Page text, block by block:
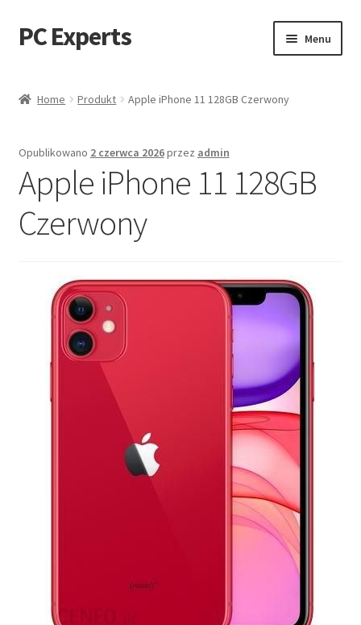
Przejdź
do
Przejdź
do
PC Experts Menu
Home Produkt Apple iPhone 11 128GB Czerwony
Opublikowano 2 czerwca 2026przez admin
Apple iPhone 11 128GB
Czerwony